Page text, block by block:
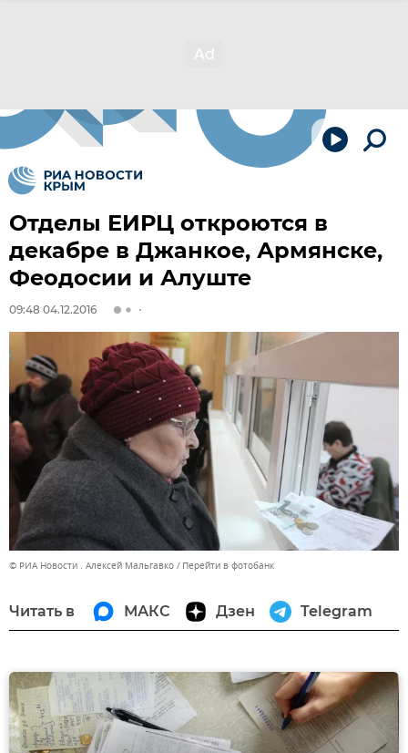
Отделы ЕИРЦ откроются в
декабре в Джанкое, Армянске,
Феодосии и Алуште
09:48 04.12.2016
© РИА Новости . Алексей Мальгавко Перейти в фотобанк
Читать в МАКС Дзен Telegram